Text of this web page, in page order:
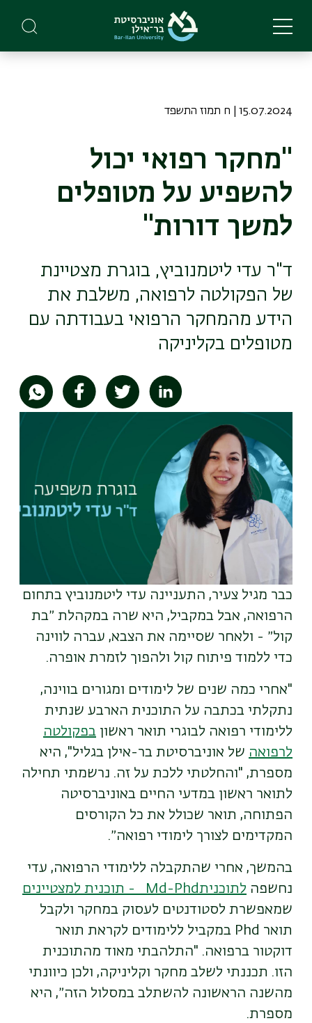
main
15.07.2024 | ח תמוז התשפד
"מחקר רפואי יכול
להשפיע על מטופלים
למשך דורות"
ד"ר עדי ליטמנוביץ, בוגרת מצטיינת
של הפקולטה לרפואה, משלבת את
הידע מהמחקר הרפואי בעבודתה עם
מטופלים בקליניקה
כבר מגיל צעיר, התעניינה עדי ליטמנוביץ בתחום
הרפואה, אבל במקביל, היא שרה במקהלת ״בת
קול״ - ולאחר שסיימה את הצבא, עברה לווינה
כדי ללמוד פיתוח קול ולהפוך לזמרת אופרה.
"אחרי כמה שנים של לימודים ומגורים בווינה,
נתקלתי בכתבה על התוכנית הארבע שנתית
ללימודי רפואה לבוגרי תואר ראשון בפקולטה
לרפואה של אוניברסיטת בר-אילן בגליל", היא
מספרת, "והחלטתי ללכת על זה. נרשמתי תחילה
לתואר ראשון במדעי החיים באוניברסיטה
הפתוחה, תואר שכולל את כל הקורסים
המקדימים לצורך לימודי רפואה״.
בהמשך, אחרי שהתקבלה ללימודי הרפואה, עדי
נחשפה לתוכניתMd-Phd
- תוכנית למצטיינים
שמאפשרת לסטודנטים לעסוק במחקר ולקבל
תואר Phd במקביל ללימודים לקראת תואר
דוקטור ברפואה. "התלהבתי מאוד מהתוכנית
הזו. תכננתי לשלב מחקר וקליניקה, ולכן כיוונתי
מהשנה הראשונה להשתלב במסלול הזה״, היא
מספרת.